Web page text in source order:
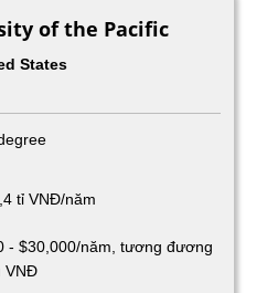
of the Pacific
States
tỉ VNĐ/năm
- $30,000/năm, tương đương
VNĐ